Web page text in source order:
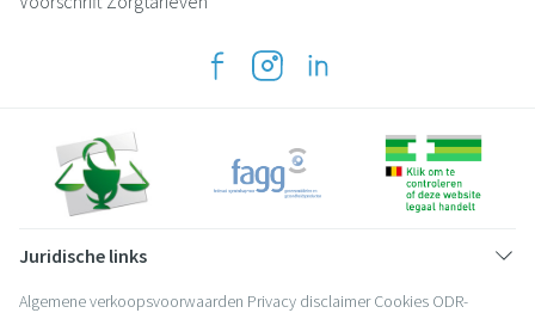
Juridische links
Algemene verkoopsvoorwaarden Privacy disclaimer Cookies ODR-